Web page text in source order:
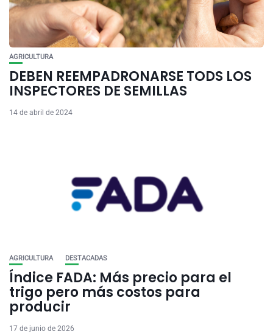
AGRICULTURA
DEBEN REEMPADRONARSE TODS LOS
INSPECTORES DE SEMILLAS
14 de abril de 2024
AGRICULTURA DESTACADAS
Índice FADA: Más precio para el
trigo pero más costos para
producir
17 de junio de 2026